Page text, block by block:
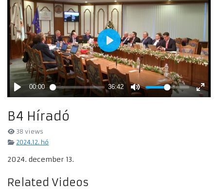
B4 Híradó
38 views
2024.12. hó
2024. december 13.
Related Videos